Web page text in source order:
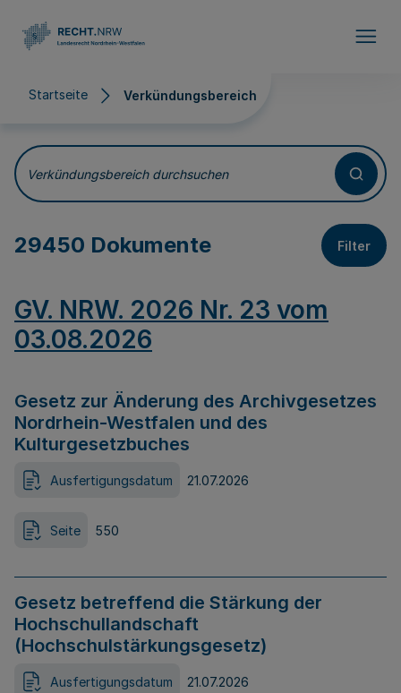
Startseite Verkündungsbereich
Verkündungsbereich
Verkündungsbereich durchsuchen
29450 Dokumente Filter
GV. NRW. 2026 Nr. 23 vom
03.08.2026
Gesetz zur Änderung des Archivgesetzes
Nordrhein-Westfalen und des
Kulturgesetzbuches
Ausfertigungsdatum 21.07.2026
Seite 550
Gesetz betreffend die Stärkung der
Hochschullandschaft
(Hochschulstärkungsgesetz)
Ausfertigungsdatum 21.07.2026